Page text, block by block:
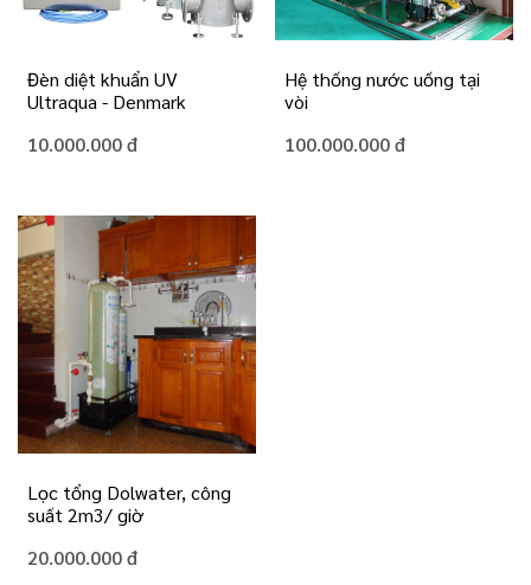
Đèn diệt khuẩn UV
Ultraqua - Denmark
10.000.000 đ
Hệ thống nước uống tại
vòi
100.000.000 đ
Lọc tổng Dolwater, công
suất 2m3/ giờ
20.000.000 đ